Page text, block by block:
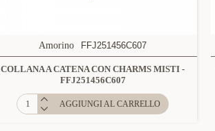
Amorino FFJ251456C607
COLLANA A CATENA CON CHARMS MISTI -
FFJ251456C607
AGGIUNGI AL CARRELLO